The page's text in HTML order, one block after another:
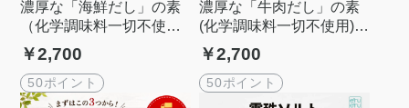
濃厚な「海鮮だし」の素
（化学調味料一切不使
用）[5gx15個 75g] 露珠ソ
ルトroju saltシリーズ
￥2,700
50ポイント
濃厚な「牛肉だし」の素
(化学調味料一切不使用)[5
gx15個] 露珠ソルトroju s
altシリーズ
￥2,700
50ポイント